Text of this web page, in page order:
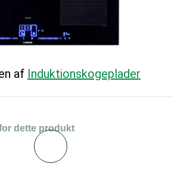
af Induktions­kogeplader
dette produkt